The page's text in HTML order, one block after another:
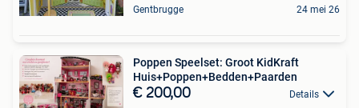
Gentbrugge 24 mei 26
Poppen Speelset: Groot KidKraft
Huis+Poppen+Bedden+Paarden
€ 200,00 Details